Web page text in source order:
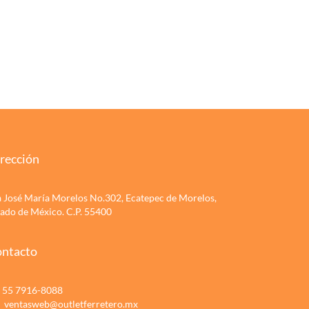
José María Morelos No.302, Ecatepec de Morelos,
de México. C.P. 55400
55 7916-8088
ventasweb@outletferretero.mx